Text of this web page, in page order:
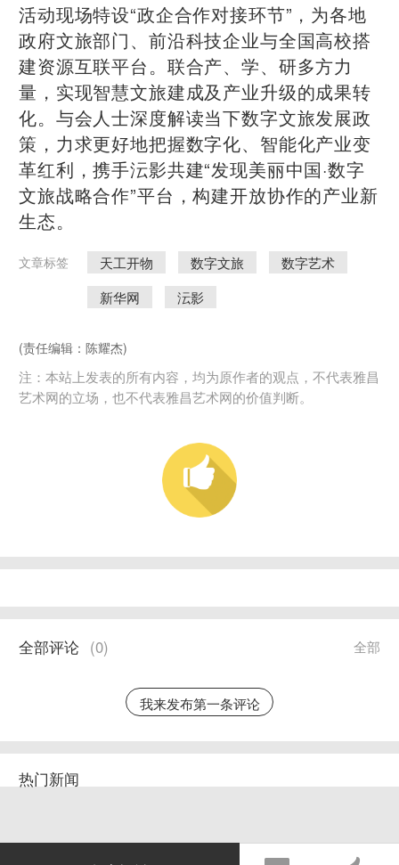
活动现场特设“政企合作对接环节”，为各地
政府文旅部门、前沿科技企业与全国高校搭
建资源互联平台。联合产、学、研多方力
量，实现智慧文旅建成及产业升级的成果转
化。与会人士深度解读当下数字文旅发展政
策，力求更好地把握数字化、智能化产业变
革红利，携手沄影共建“发现美丽中国·数字
文旅战略合作”平台，构建开放协作的产业新
生态。
文章标签 天工开物 数字文旅
数字艺术
新华网
沄影
(责任编辑：陈耀杰)
注：本站上发表的所有内容，均为原作者的观点，不代表雅昌
艺术网的立场，也不代表雅昌艺术网的价值判断。
全部
全部评论 (0)
我来发布第一条评论
热门新闻